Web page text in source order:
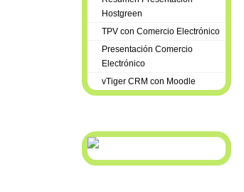
Hostgreen
TPV con Comercio Electrónico
Presentación Comercio
Electrónico
vTiger CRM con Moodle